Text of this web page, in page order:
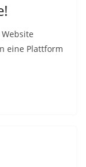
eine Plattform